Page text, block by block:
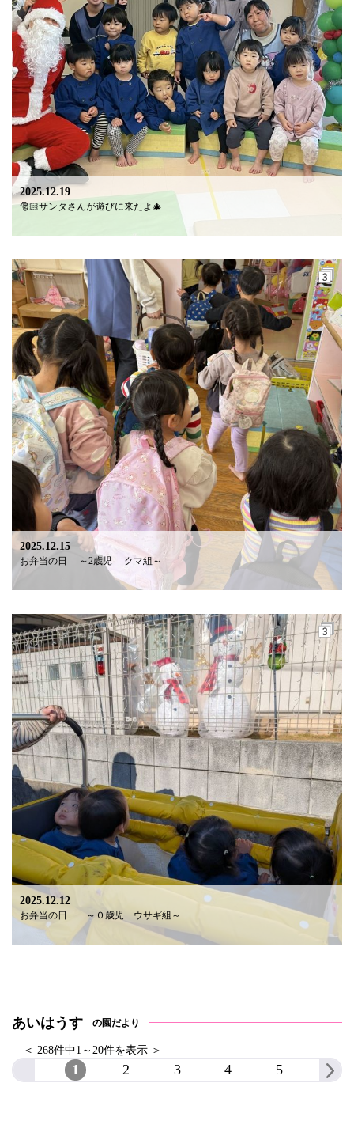
2025.12.19
🎅🏻サンタさんが遊びに来たよ🎄
2025.12.15
お弁当の日 ～2歳児 クマ組～
2025.12.12
お弁当の日 ～０歳児 ウサギ組～
あいはうす の園だより
＜ 268件中1～20件を表示 ＞
1 2 3 4 5